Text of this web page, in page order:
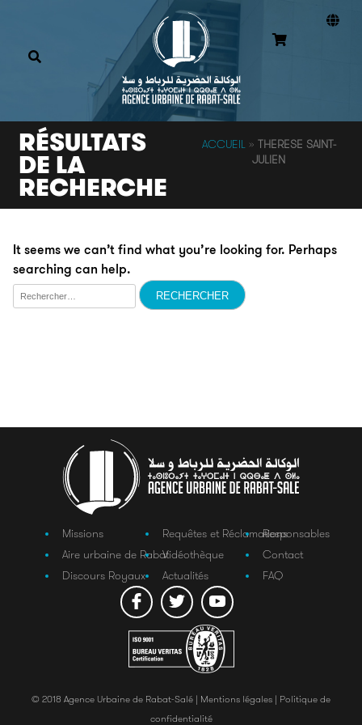
RÉSULTATS
DE LA
RECHERCHE
ACCUEIL» THERESE SAINT-
JULIEN
It seems we can’t find what you’re looking for. Perhaps
searching can help.
Rechercher :
Missions
Aire urbaine de Rabat
Discours Royaux
Requêtes et Réclamations
Vidéothèque
Actualités
Responsables
Contact
FAQ
© 2018 Agence Urbaine de Rabat-Salé | Mentions légales | Politique de
confidentialité